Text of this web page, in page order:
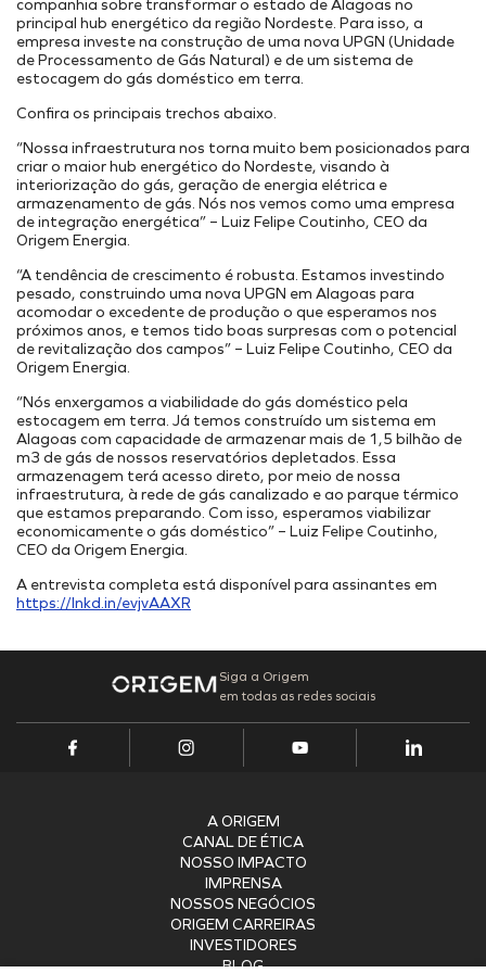
Endereços
Nossos Ativos
INFRAESTRUTURA PORTUÁRIA
TAMAC (MAC11A)
OPMAC
Portal do Cliente
Projetos Incentivados
Transição Energética
companhia sobre transformar o estado de Alagoas no
principal hub energético da região Nordeste. Para isso, a
empresa investe na construção de uma nova UPGN (Unidade
de Processamento de Gás Natural) e de um sistema de
estocagem do gás doméstico em terra.
Confira os principais trechos abaixo.
“Nossa infraestrutura nos torna muito bem posicionados para
criar o maior hub energético do Nordeste, visando à
interiorização do gás, geração de energia elétrica e
armazenamento de gás. Nós nos vemos como uma empresa
de integração energética” – Luiz Felipe Coutinho, CEO da
Origem Energia.
“A tendência de crescimento é robusta. Estamos investindo
pesado, construindo uma nova UPGN em Alagoas para
acomodar o excedente de produção o que esperamos nos
próximos anos, e temos tido boas surpresas com o potencial
de revitalização dos campos” – Luiz Felipe Coutinho, CEO da
Origem Energia.
“Nós enxergamos a viabilidade do gás doméstico pela
estocagem em terra. Já temos construído um sistema em
Alagoas com capacidade de armazenar mais de 1,5 bilhão de
m3 de gás de nossos reservatórios depletados. Essa
armazenagem terá acesso direto, por meio de nossa
infraestrutura, à rede de gás canalizado e ao parque térmico
que estamos preparando. Com isso, esperamos viabilizar
economicamente o gás doméstico” – Luiz Felipe Coutinho,
CEO da Origem Energia.
A entrevista completa está disponível para assinantes em
https://lnkd.in/evjvAAXR
Siga a Origem
em todas as redes sociais
A ORIGEM
CANAL DE ÉTICA
NOSSO IMPACTO
IMPRENSA
NOSSOS NEGÓCIOS
ORIGEM CARREIRAS
INVESTIDORES
BLOG